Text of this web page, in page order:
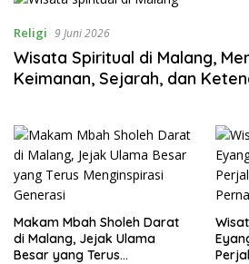
Religi 9 Juni 2026
Wisata Spiritual di Malang,
Keimanan, Sejarah, dan
Makam Mbah Sholeh Darat
di Malang, Jejak Ulama
Besar yang Terus